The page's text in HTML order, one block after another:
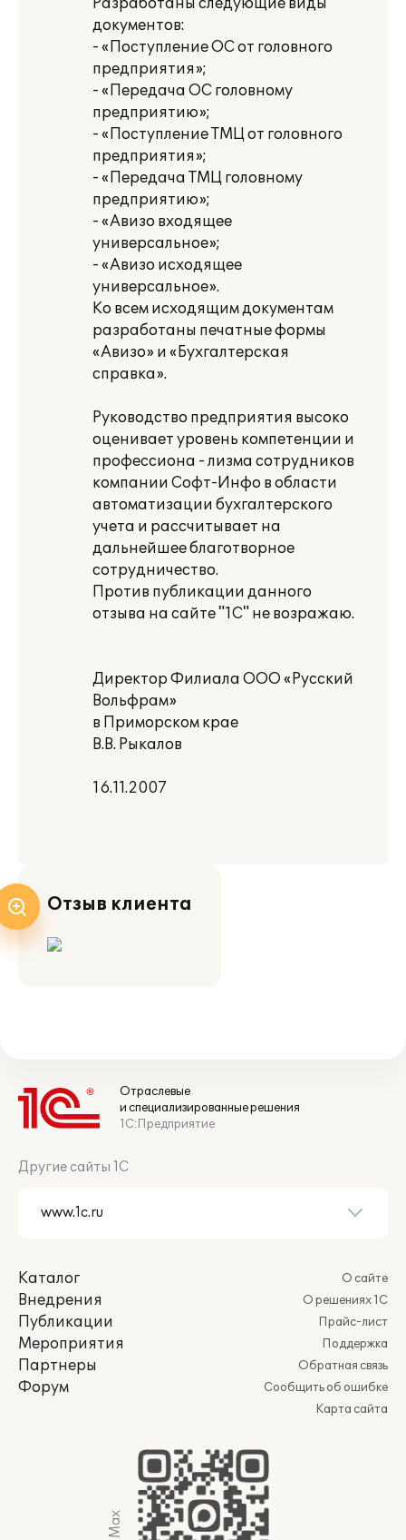
Разработаны следующие виды
документов:
- «Поступление ОС от головного
предприятия»;
- «Передача ОС головному
предприятию»;
- «Поступление ТМЦ от головного
предприятия»;
- «Передача ТМЦ головному
предприятию»;
- «Авизо входящее
универсальное»;
- «Авизо исходящее
универсальное».
Ко всем исходящим документам
разработаны печатные формы
«Авизо» и «Бухгалтерская
справка».
Руководство предприятия высоко
оценивает уровень компетенции и
профессиона - лизма сотрудников
компании Софт-Инфо в области
автоматизации бухгалтерского
учета и рассчитывает на
дальнейшее благотворное
сотрудничество.
Против публикации данного
отзыва на сайте "1С" не возражаю.
Директор Филиала ООО «Русский
Вольфрам»
в Приморском крае
В.В. Рыкалов
16.11.2007
Отзыв клиента
Отраслевые
и специализированные решения
1С:Предприятие
Другие сайты 1С
Каталог
Внедрения
Публикации
Мероприятия
Партнеры
Форум
О сайте
О решениях 1С
Прайс-лист
Поддержка
Обратная связь
Сообщить об ошибке
Карта сайта